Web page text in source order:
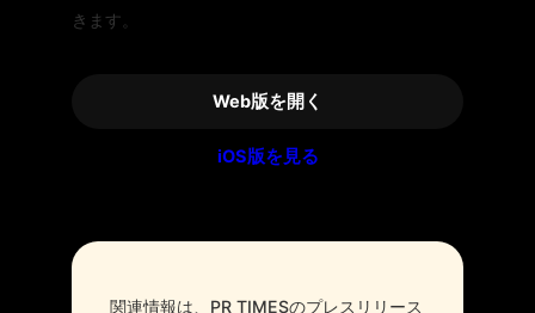
きます。
Web版を開く
iOS版を見る
関連情報は、PR TIMESのプレスリリース